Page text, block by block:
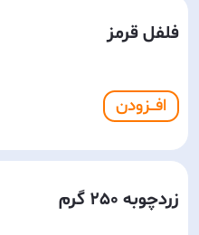
فلفل قرمز
افـــزودن
زردچوبه 250 گرم